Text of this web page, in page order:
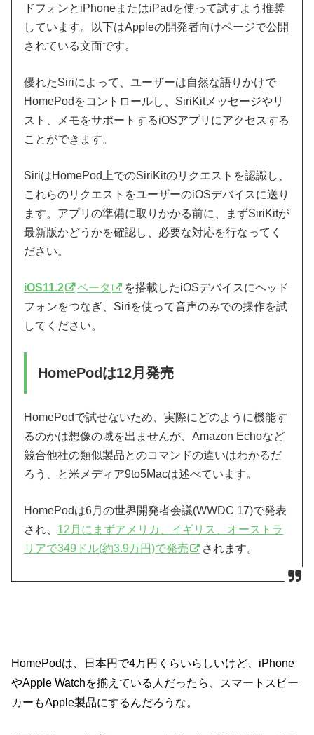
ドフォンとiPhoneまたはiPadを使って試すよう推奨
しています。以下はAppleの開発者向けページで公開
されている文面です。
優れたSiriによって、ユーザーは自然な語りかけで
HomePodをコントロールし、SiriKitメッセージやリ
スト、メモをサポートするiOSアプリにアクセスする
ことができます。
SiriはHomePod上でのSiriKitのリクエストを認識し、
これらのリクエストをユーザーのiOSデバイスに送り
ます。アプリの準備に取りかかる前に、まずSiriKitが
最新版かどうかを確認し、必要な対応を行なってく
ださい。
iOS11.2 ベータ
を搭載したiOSデバイスにヘッド
フォンをつなぎ、Siriを使って音声のみでの操作を試
してください。
HomePodは12月発売
HomePodで試せないため、実際にどのように機能す
るのかは想像の域を出ませんが、Amazon Echoなど
競合他社の類似製品とのコマンドの違いはわかるだ
ろう、と米メディア9to5Macは述べています。
HomePodは6月の世界開発者会議(WWDC 17)で発表
され、 12月にまずアメリカ、イギリス、オーストラ
リアで349ドル(約3.9万円)で発売
されます。
HomePodは、日本円で4万円くらいらしいけど、iPhone
やApple Watchを揃えている人だったら、スマートスピー
カーもApple製品にするんだろうな。